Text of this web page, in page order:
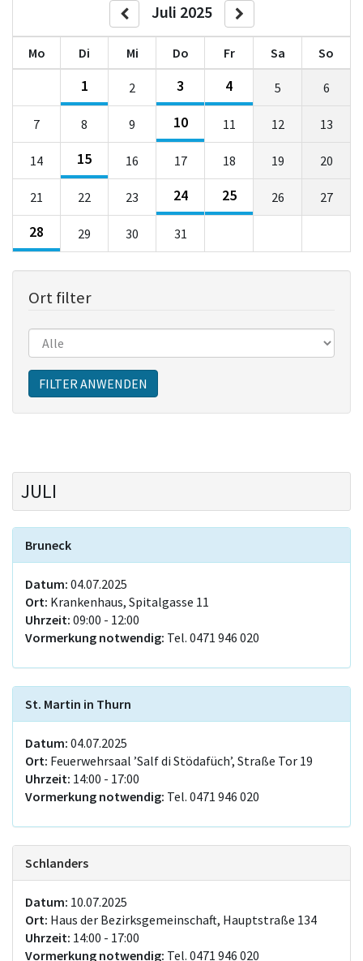
Juli 2025
Mo Di Mi Do Fr Sa So
1 2 3 4 5 6
7 8 9 10 11 12 13
14 15 16 17 18 19 20
21 22 23 24 25 26 27
28 29 30 31
Ort filter
Sitzungen
FILTER ANWENDEN
JULI
Bruneck
Datum: 04.07.2025
Ort: Krankenhaus, Spitalgasse 11
Uhrzeit: 09:00 - 12:00
Vormerkung notwendig: Tel. 0471 946 020
St. Martin in Thurn
Datum: 04.07.2025
Ort: Feuerwehrsaal ’Salf di Stödafüch’, Straße Tor 19
Uhrzeit: 14:00 - 17:00
Vormerkung notwendig: Tel. 0471 946 020
Schlanders
Datum: 10.07.2025
Ort: Haus der Bezirksgemeinschaft, Hauptstraße 134
Uhrzeit: 14:00 - 17:00
Vormerkung notwendig: Tel. 0471 946 020